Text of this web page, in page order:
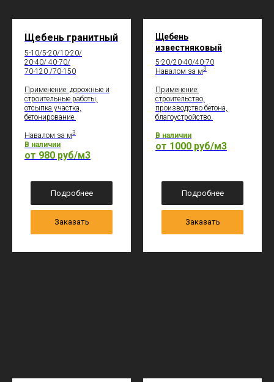
Щебень гранитный
5-10/5-20/10-20/
20-40/ 40-70/
70-120 /70-150
Применение: дорожные и
строительные работы,
отсыпка участка,
бетонирование.
Навалом за м3
В наличии
от 980 руб/м3
Подробнее
Заказать
Щебень
известняковый
5-20/20-40/40-70
Навалом за м3
Применение:
строительство,
производство бетона,
благоустройство.
В наличии
от 1000 руб/м3
Подробнее
Заказать